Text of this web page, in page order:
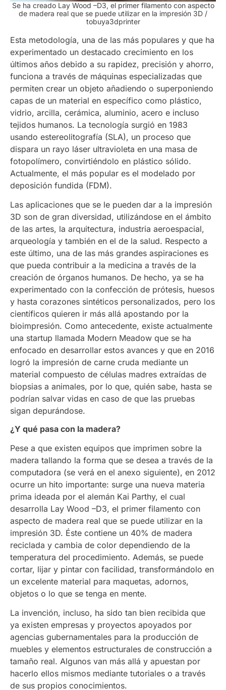
Se ha creado Lay Wood –D3, el primer filamento con aspecto
de madera real que se puede utilizar en la impresión 3D /
tobuya3dprinter
Esta metodología, una de las más populares y que ha
experimentado un destacado crecimiento en los
últimos años debido a su rapidez, precisión y ahorro,
funciona a través de máquinas especializadas que
permiten crear un objeto añadiendo o superponiendo
capas de un material en específico como plástico,
vidrio, arcilla, cerámica, aluminio, acero e incluso
tejidos humanos. La tecnología surgió en 1983
usando estereolitografía (SLA), un proceso que
dispara un rayo láser ultravioleta en una masa de
fotopolímero, convirtiéndolo en plástico sólido.
Actualmente, el más popular es el modelado por
deposición fundida (FDM).
Las aplicaciones que se le pueden dar a la impresión
3D son de gran diversidad, utilizándose en el ámbito
de las artes, la arquitectura, industria aeroespacial,
arqueología y también en el de la salud. Respecto a
este último, una de las más grandes aspiraciones es
que pueda contribuir a la medicina a través de la
creación de órganos humanos. De hecho, ya se ha
experimentado con la confección de prótesis, huesos
y hasta corazones sintéticos personalizados, pero los
científicos quieren ir más allá apostando por la
bioimpresión. Como antecedente, existe actualmente
una startup llamada Modern Meadow que se ha
enfocado en desarrollar estos avances y que en 2016
logró la impresión de carne cruda mediante un
material compuesto de células madres extraídas de
biopsias a animales, por lo que, quién sabe, hasta se
podrían salvar vidas en caso de que las pruebas
sigan depurándose.
¿Y qué pasa con la madera?
Pese a que existen equipos que imprimen sobre la
madera tallando la forma que se desea a través de la
computadora (se verá en el anexo siguiente), en 2012
ocurre un hito importante: surge una nueva materia
prima ideada por el alemán Kai Parthy, el cual
desarrolla Lay Wood –D3, el primer filamento con
aspecto de madera real que se puede utilizar en la
impresión 3D. Éste contiene un 40% de madera
reciclada y cambia de color dependiendo de la
temperatura del procedimiento. Además, se puede
cortar, lijar y pintar con facilidad, transformándolo en
un excelente material para maquetas, adornos,
objetos o lo que se tenga en mente.
La invención, incluso, ha sido tan bien recibida que
ya existen empresas y proyectos apoyados por
agencias gubernamentales para la producción de
muebles y elementos estructurales de construcción a
tamaño real. Algunos van más allá y apuestan por
hacerlo ellos mismos mediante tutoriales o a través
de sus propios conocimientos.